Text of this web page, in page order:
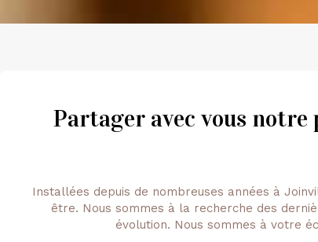
Partager avec vous
Installées depuis de nombreuses années à
être. Nous sommes à la recherche des
évolution. Nous sommes à votre